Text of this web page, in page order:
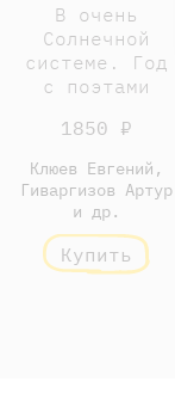
В очень
Солнечной
системе. Год
с поэтами
1850 ₽
Клюев Евгений,
Гиваргизов Артур
и др.
Купить